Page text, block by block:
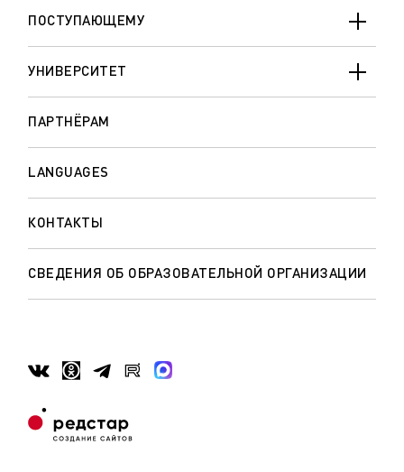
ПОСТУПАЮЩЕМУ
УНИВЕРСИТЕТ
ПАРТНЁРАМ
LANGUAGES
КОНТАКТЫ
СВЕДЕНИЯ ОБ ОБРАЗОВАТЕЛЬНОЙ ОРГАНИЗАЦИИ